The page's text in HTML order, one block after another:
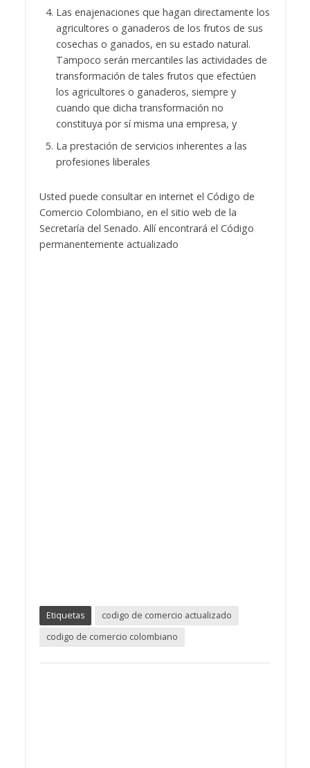
Las enajenaciones que hagan directamente los
agricultores o ganaderos de los frutos de sus
cosechas o ganados, en su estado natural.
Tampoco serán mercantiles las actividades de
transformación de tales frutos que efectúen
los agricultores o ganaderos, siempre y
cuando que dicha transformación no
constituya por sí misma una empresa, y
La prestación de servicios inherentes a las
profesiones liberales
Usted puede consultar en internet el Código de
Comercio Colombiano, en el sitio web de la
Secretaría del Senado. Allí encontrará el Código
permanentemente actualizado
Etiquetas
codigo de comercio actualizado
codigo de comercio colombiano